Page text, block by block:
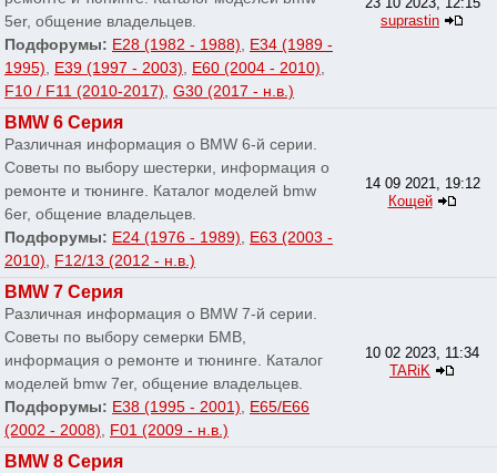
5er, общение владельцев.
Подфорумы: E28 (1982 - 1988), E34 (1989 -
1995), E39 (1997 - 2003), E60 (2004 - 2010),
F10 / F11 (2010-2017), G30 (2017 - н.в.)
suprastin
BMW 6 Серия
Различная информация о BMW 6-й серии.
Советы по выбору шестерки, информация о
ремонте и тюнинге. Каталог моделей bmw
6er, общение владельцев.
Подфорумы: E24 (1976 - 1989), E63 (2003 -
2010), F12/13 (2012 - н.в.)
14 09 2021, 19:12
Кощей
BMW 7 Серия
Различная информация о BMW 7-й серии.
Советы по выбору семерки БМВ,
информация о ремонте и тюнинге. Каталог
моделей bmw 7er, общение владельцев.
Подфорумы: E38 (1995 - 2001), E65/E66
(2002 - 2008), F01 (2009 - н.в.)
10 02 2023, 11:34
TARiK
BMW 8 Серия